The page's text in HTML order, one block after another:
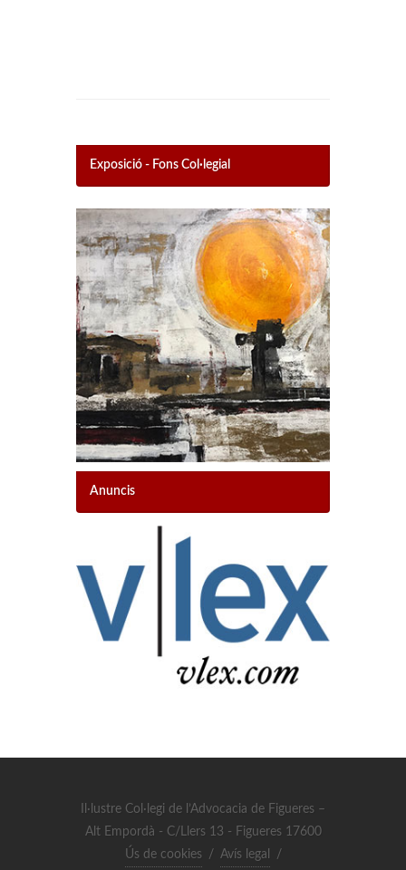
Exposició - Fons Col·legial
Anuncis
Il·lustre Col·legi de l’Advocacia de Figueres –
Alt Empordà - C/Llers 13 - Figueres 17600
Ús de cookies
/ Avís legal /